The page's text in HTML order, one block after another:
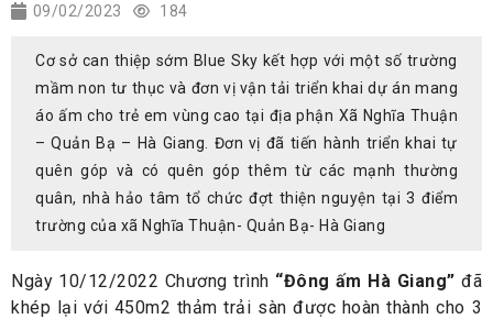
09/02/2023 184
Cơ sở can thiệp sớm Blue Sky kết hợp với một số trường
mầm non tư thục và đơn vị vận tải triển khai dự án mang
áo ấm cho trẻ em vùng cao tại địa phận Xã Nghĩa Thuận
– Quản Bạ – Hà Giang. Đơn vị đã tiến hành triển khai tự
quên góp và có quên góp thêm từ các mạnh thường
quân, nhà hảo tâm tổ chức đợt thiện nguyện tại 3 điểm
trường của xã Nghĩa Thuận- Quản Bạ- Hà Giang
Ngày 10/12/2022 Chương trình “Đông ấm Hà Giang” đã
khép lại với 450m2 thảm trải sàn được hoàn thành cho 3